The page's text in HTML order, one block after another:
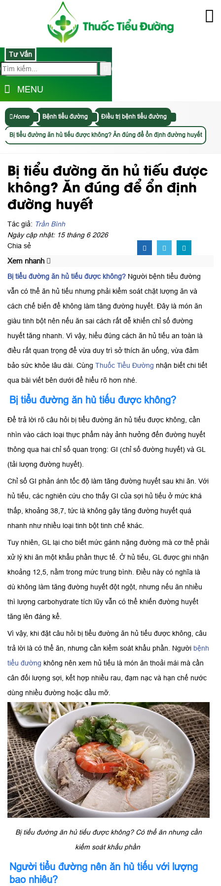
Tư Vấn
MENU
Home Bệnh tiểu đường Điều trị bệnh tiểu đường
Bị tiểu đường ăn hủ tiếu được không? Ăn đúng để ổn định đường huyết
Bị tiểu đường ăn hủ tiếu được
không? Ăn đúng để ổn định
đường huyết
Tác giả: Trần Bình
Ngày cập nhật: 15 tháng 6 2026
Chia sẻ
Xem nhanh
Bị tiểu đường ăn hủ tiếu được không? Người bệnh tiểu đường
vẫn có thể ăn hủ tiếu nhưng phải kiểm soát chặt lượng ăn và
cách chế biến để không làm tăng đường huyết. Đây là món ăn
giàu tinh bột nên nếu ăn sai cách rất dễ khiến chỉ số đường
huyết tăng nhanh. Vì vậy, hiểu đúng cách ăn hủ tiếu an toàn là
điều rất quan trọng để vừa duy trì sở thích ăn uống, vừa đảm
bảo sức khỏe lâu dài. Cùng Thuốc Tiểu Đường nhận biết chi tiết
qua bài viết bên dưới để hiểu rõ hơn nhé.
Bị tiểu đường ăn hủ tiếu được không?
Để trả lời rõ câu hỏi bị tiểu đường ăn hủ tiếu được không, cần
nhìn vào cách loại thực phẩm này ảnh hưởng đến đường huyết
thông qua hai chỉ số quan trọng: GI (chỉ số đường huyết) và GL
(tải lượng đường huyết).
Chỉ số GI phản ánh tốc độ làm tăng đường huyết sau khi ăn. Với
hủ tiếu, các nghiên cứu cho thấy GI của sợi hủ tiếu ở mức khá
thấp, khoảng 38,7, tức là không gây tăng đường huyết quá
nhanh như nhiều loại tinh bột tinh chế khác.
Tuy nhiên, GL lại cho biết mức gánh nặng đường mà cơ thể phải
xử lý khi ăn một khẩu phần thực tế. Ở hủ tiếu, GL được ghi nhận
khoảng 12,5, nằm trong mức trung bình. Điều này có nghĩa là
dù không làm tăng đường huyết đột ngột, nhưng nếu ăn nhiều
thì lượng carbohydrate tích lũy vẫn có thể khiến đường huyết
tăng lên đáng kể.
Vì vậy, khi đặt câu hỏi bị tiểu đường ăn hủ tiếu được không, câu
trả lời là có thể ăn, nhưng cần kiểm soát khẩu phần. Người bệnh
tiểu đường không nên xem hủ tiếu là món ăn thoải mái mà cần
cân đối lượng sợi, kết hợp nhiều rau, đạm nạc và hạn chế nước
dùng nhiều đường hoặc dầu mỡ.
Bị tiểu đường ăn hủ tiếu được không? Có thể ăn nhưng cần
kiểm soát khẩu phần
Người tiểu đường nên ăn hủ tiếu với lượng
bao nhiêu?